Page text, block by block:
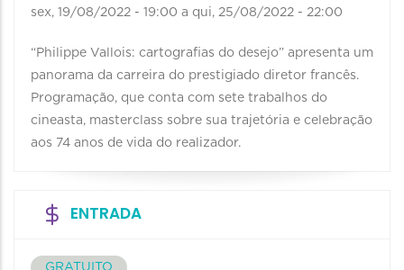
sex, 19/08/2022 - 19:00 a qui, 25/08/2022 - 22:00
“Philippe Vallois: cartografias do desejo” apresenta um
panorama da carreira do prestigiado diretor francês.
Programação, que conta com sete trabalhos do
cineasta, masterclass sobre sua trajetória e celebração
aos 74 anos de vida do realizador.
ENTRADA
GRATUITO